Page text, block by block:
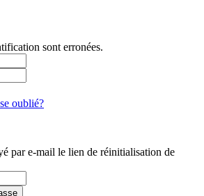
sont erronées.
oublié?
par e-mail le lien de réinitialisation de